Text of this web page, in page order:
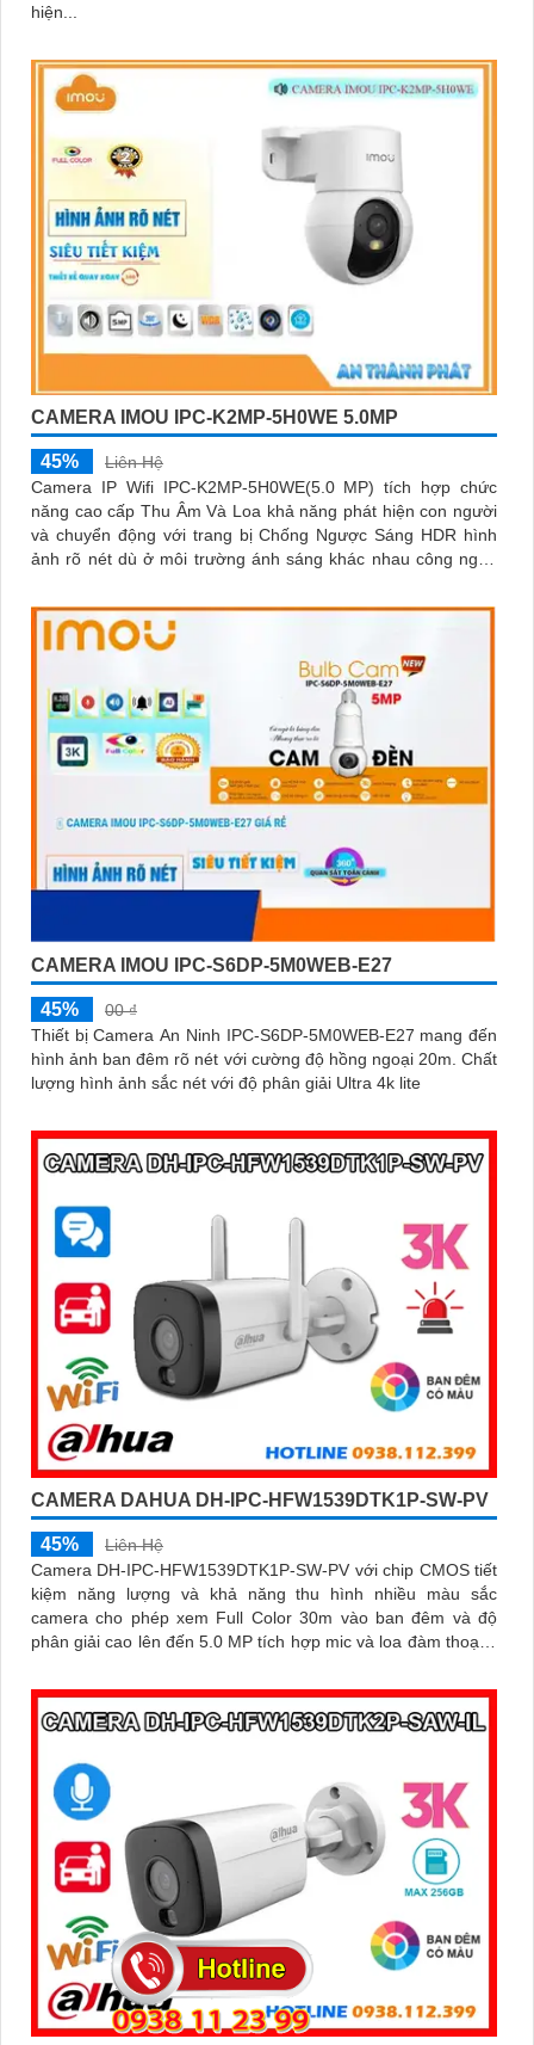
hiện...
CAMERA IMOU IPC-K2MP-5H0WE 5.0MP
45%
Liên Hệ
Camera IP Wifi IPC-K2MP-5H0WE(5.0 MP) tích hợp chức
năng cao cấp Thu Âm Và Loa khả năng phát hiện con người
và chuyển động với trang bị Chống Ngược Sáng HDR hình
ảnh rõ nét dù ở môi trường ánh sáng khác nhau công nghệ
sắc nét
CAMERA IMOU IPC-S6DP-5M0WEB-E27
45%
00 ₫
Thiết bị Camera An Ninh IPC-S6DP-5M0WEB-E27 mang đến
hình ảnh ban đêm rõ nét với cường độ hồng ngoại 20m. Chất
lượng hình ảnh sắc nét với độ phân giải Ultra 4k lite
CAMERA DAHUA DH-IPC-HFW1539DTK1P-SW-PV
45%
Liên Hệ
Camera DH-IPC-HFW1539DTK1P-SW-PV với chip CMOS tiết
kiệm năng lượng và khả năng thu hình nhiều màu sắc
camera cho phép xem Full Color 30m vào ban đêm và độ
phân giải cao lên đến 5.0 MP tích hợp mic và loa đàm thoại 2